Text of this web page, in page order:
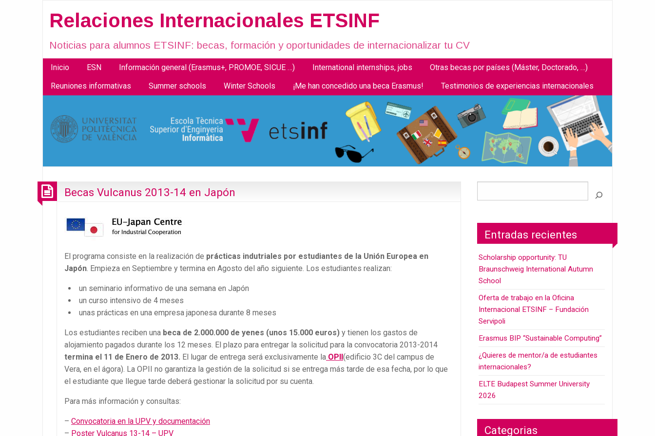
Relaciones Internacionales ETSINF
Noticias para alumnos ETSINF: becas, formación y oportunidades de internacionalizar tu CV
Inicio ESN Información general (Erasmus+, PROMOE, SICUE …) International internships, jobs Otras becas por países (Máster, Doctorado, …)
Reuniones informativas Summer schools Winter Schools ¡Me han concedido una beca Erasmus! Testimonios de experiencias internacionales
Becas Vulcanus 2013-14 en Japón
El programa consiste en la realización de prácticas indutriales por estudiantes de la Unión Europea en
Japón . Empieza en Septiembre y termina en Agosto del año siguiente. Los estudiantes realizan:
un seminario informativo de una semana en Japón
un curso intensivo de 4 meses
unas prácticas en una empresa japonesa durante 8 meses
Los estudiantes reciben una beca de 2.000.000 de yenes (unos 15.000 euros) y tienen los gastos de
alojamiento pagados durante los 12 meses. El plazo para entregar la solicitud para la convocatoria 2013-2014
termina el 11 de Enero de 2013. El lugar de entrega será exclusivamente la OPII(edificio 3C del campus de
Vera, en el ágora). La OPII no garantiza la gestión de la solicitud si se entrega más tarde de esa fecha, por lo que
el estudiante que llegue tarde deberá gestionar la solicitud por su cuenta.
Para más información y consultas:
– Convocatoria en la UPV y documentación
– Poster Vulcanus 13-14 – UPV
Entradas recientes
Scholarship opportunity: TU
Braunschweig International Autumn
School
Oferta de trabajo en la Oficina
Internacional ETSINF – Fundación
Servipoli
Erasmus BIP “Sustainable Computing”
¿Quieres de mentor/a de estudiantes
internacionales?
ELTE Budapest Summer University
2026
Categorias